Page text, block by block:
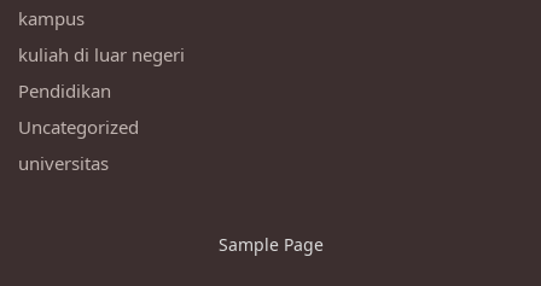
kampus
kuliah di luar negeri
Pendidikan
Uncategorized
universitas
Sample Page